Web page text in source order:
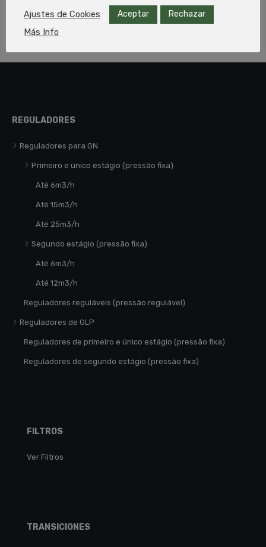
2 →
REGULADORES
Reguladores para GN
Primeiro e único estágio (pressão fixa)
Até 6m3/h
Até 15m3/h
Até 25m3/h
Segundo estágio (pressão fixa)
Até 6m3/h
Até 12m3/h
Reguladores reguláveis (pressão regulável)
Reguladores de GLP
Reguladores de primeiro e único estágio (pressão fixa)
Reguladores de segundo estágio (pressão fixa)
FILTROS
Ver Filtros
TRANSICIONES
Ajustes de Cookies Aceptar Rechazar
Más Info